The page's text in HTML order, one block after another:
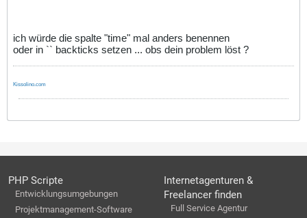
ich würde die spalte "time" mal anders benennen
oder in `` backticks setzen ... obs dein problem löst ?
Kissolino.com
PHP Scripte
Entwicklungsumgebungen
Projektmanagement-Software
Internetagenturen &
Freelancer finden
Full Service Agentur